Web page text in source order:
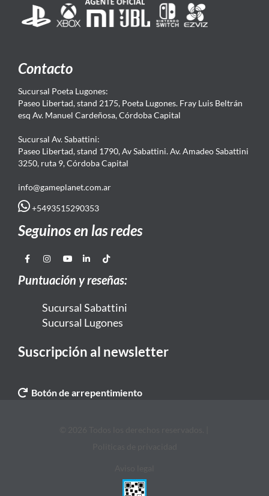
Contacto
Sucursal Poeta Lugones:
Paseo Libertad, stand 2175, Poeta Lugones. Fray Luis Beltrán
esq Av. Manuel Cardeñosa, Córdoba Capital
Sucursal Av. Sabattini:
Paseo Libertad, stand 1790, Av Sabattini. Av. Amadeo Sabattini
3250, ruta 9, Córdoba Capital
info@gameplanet.com.ar
+5493515290353
Seguinos en las redes
Puntuación y reseñas:
Sucursal Sabattini
Sucursal Lugones
Suscripción al newsletter
Botón de arrepentimiento